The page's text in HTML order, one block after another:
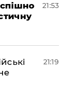
21:53
21:19